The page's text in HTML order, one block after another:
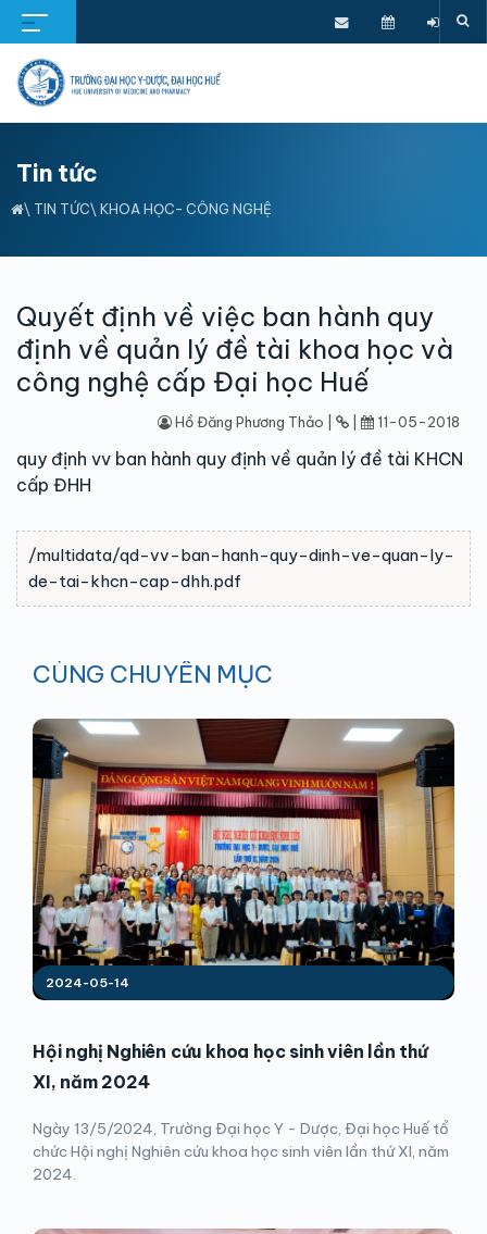
Tin tức
\ TIN TỨC\ KHOA HỌC- CÔNG NGHỆ
Quyết định về việc ban hành quy
định về quản lý đề tài khoa học và
công nghệ cấp Đại học Huế
Hồ Đăng Phương Thảo | 11-05-2018
quy định vv ban hành quy định về quản lý đề tài KHCN
cấp ĐHH
/multidata/qd-vv-ban-hanh-quy-dinh-ve-quan-ly-
de-tai-khcn-cap-dhh.pdf
CÙNG CHUYÊN MỤC
2024-05-14
Hội nghị Nghiên cứu khoa học sinh viên lần thứ
XI, năm 2024
Ngày 13/5/2024, Trường Đại học Y - Dược, Đại học Huế tổ
chức Hội nghị Nghiên cứu khoa học sinh viên lần thứ XI, năm
2024.